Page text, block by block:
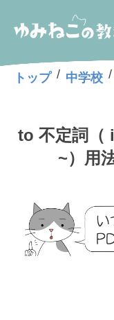
トップ / 中学校 /
to 不定詞
~）用